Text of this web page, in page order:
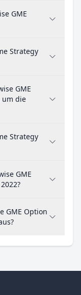
GME
Strategy
GME
um die
Strategy
GME
GME Option